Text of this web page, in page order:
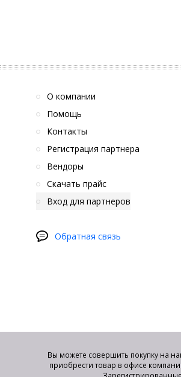
О компании
Помощь
Контакты
Регистрация партнера
Вендоры
Скачать прайс
Вход для партнеров
Обратная связь
Вы можете совершить покупку на
приобрести товар в офисе